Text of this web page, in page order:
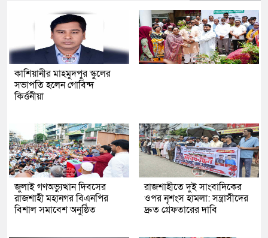
কাশিয়ানীর মাহমুদপুর স্কুলের
সভাপতি হলেন গোবিন্দ
কির্ত্তনীয়া
জুলাই গণঅভ্যুত্থান দিবসের
রাজশাহী মহানগর বিএনপির
বিশাল সমাবেশ অনুষ্ঠিত
রাজশাহীতে দুই সাংবাদিকের
ওপর নৃশংস হামলা: সন্ত্রাসীদের
দ্রুত গ্রেফতারের দাবি